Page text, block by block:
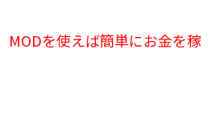
MODを使えば簡単にお金を稼